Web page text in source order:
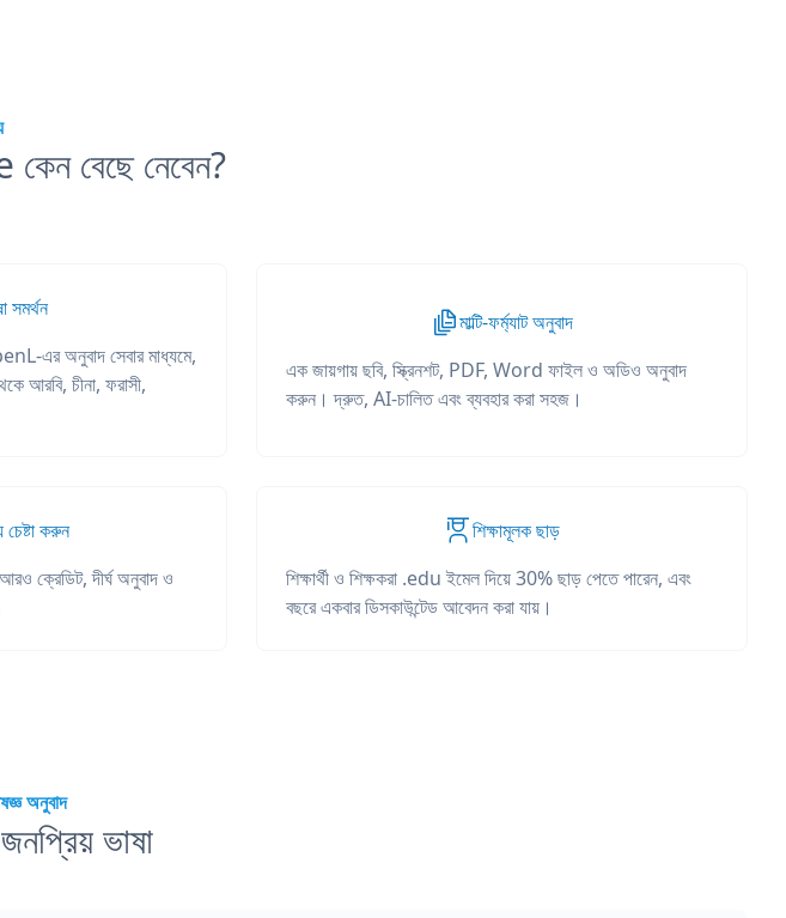
বেছে নেবেন?
সমর্থন
এর অনুবাদ সেবার মাধ্যমে,
আরবি, চীনা, ফরাসী,
মাল্টি-ফর্ম্যাট অনুবাদ
এক জায়গায় ছবি, স্ক্রিনশট, PDF, Word ফাইল ও অডিও অনুবাদ
করুন। দ্রুত, AI-চালিত এবং ব্যবহার করা সহজ।
চেষ্টা করুন
ক্রেডিট, দীর্ঘ অনুবাদ ও
শিক্ষামূলক ছাড়
শিক্ষার্থী ও শিক্ষকরা .edu ইমেল দিয়ে 30% ছাড় পেতে পারেন, এবং
বছরে একবার ডিসকাউন্টেড আবেদন করা যায়।
অনুবাদ
ভাষা